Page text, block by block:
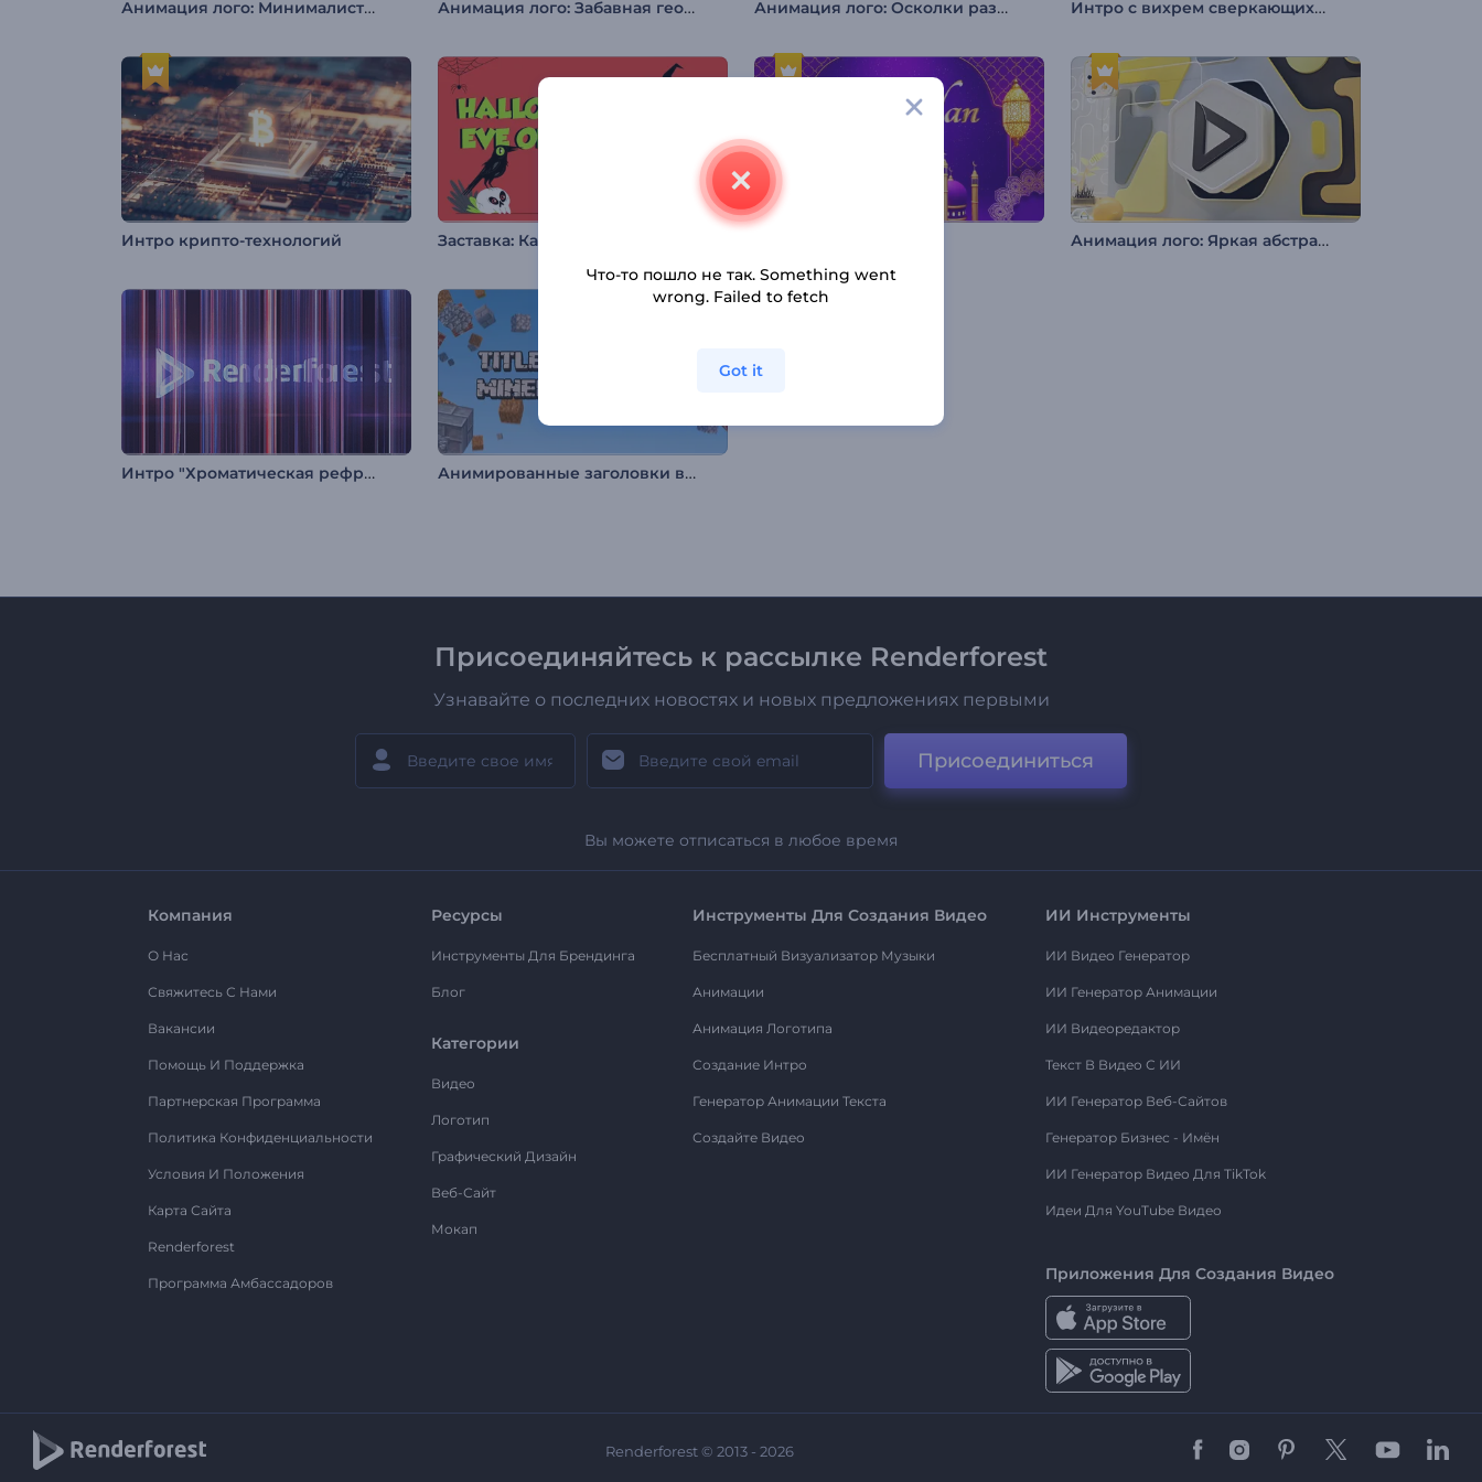
Анимация лого: Минималистичные слои Анимация лого: Забавная геометрия Анимация лого: Осколки разбитого стекла Интро с вихрем сверкающих частиц
Интро крипто-технологий Заставка: Канун Хэллоуина Анимация лого: Яркая абстракция
Интро "Хроматическая рефракция" Анимированные заголовки в стиле Майнкрафт
Присоединяйтесь к рассылке Renderforest
Узнавайте о последних новостях и новых предложениях первыми
Присоединиться
Вы можете отписаться в любое время
Компания
О Нас
Свяжитесь С Нами
Вакансии
Помощь И Поддержка
Партнерская Программа
Политика Конфиденциальности
Условия И Положения
Карта Сайта
Renderforest
Программа Амбассадоров
Ресурсы
Инструменты Для Брендинга
Блог
Категории
Видео
Логотип
Графический Дизайн
Веб-Сайт
Мокап
Инструменты Для Создания Видео
Бесплатный Визуализатор Музыки
Анимации
Анимация Логотипа
Создание Интро
Генератор Анимации Текста
Создайте Видео
ИИ Инструменты
ИИ Видео Генератор
ИИ Генератор Анимации
ИИ Видеоредактор
Текст В Видео С ИИ
ИИ Генератор Веб-Сайтов
Генератор Бизнес - Имён
ИИ Генератор Видео Для TikTok
Идеи Для YouTube Видео
Приложения Для Создания Видео
Renderforest © 2013 - 2026
Что-то пошло не так. Something went
wrong. Failed to fetch
Got it